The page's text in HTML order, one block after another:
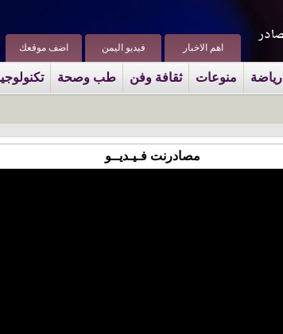
اضف موقعك فيديو اليمن اهم الاخبار
رياضة منوعات ثقافة وفن طب وصحة
مصادرنت فـيـديــو